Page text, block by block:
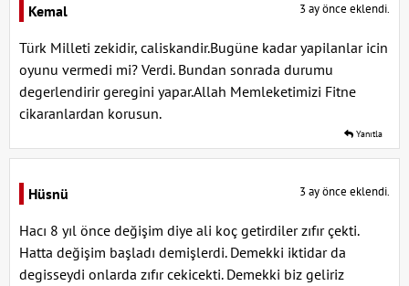
Kemal 3 ay önce eklendi.
Türk Milleti zekidir, caliskandir.Bugüne kadar yapilanlar icin
oyunu vermedi mi? Verdi. Bundan sonrada durumu
degerlendirir geregini yapar.Allah Memleketimizi Fitne
cikaranlardan korusun.
Yanıtla
Hüsnü 3 ay önce eklendi.
Hacı 8 yıl önce değişim diye ali koç getirdiler zıfır çekti.
Hatta değişim başladı demişlerdi. Demekki iktidar da
degisseydi onlarda zıfır cekicekti. Demekki biz geliriz